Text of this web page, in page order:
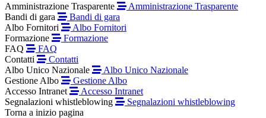
Amministrazione Trasparente
Amministrazione Trasparente
Bandi di gara
Bandi di gara
Albo Fornitori
Albo Fornitori
Formazione
Formazione
FAQ
FAQ
Contatti
Contatti
Albo Unico Nazionale
Albo Unico Nazionale
Gestione Albo
Gestione Albo
Accesso Intranet
Accesso Intranet
Segnalazioni whistleblowing
Segnalazioni whistleblowing
Torna a inizio pagina